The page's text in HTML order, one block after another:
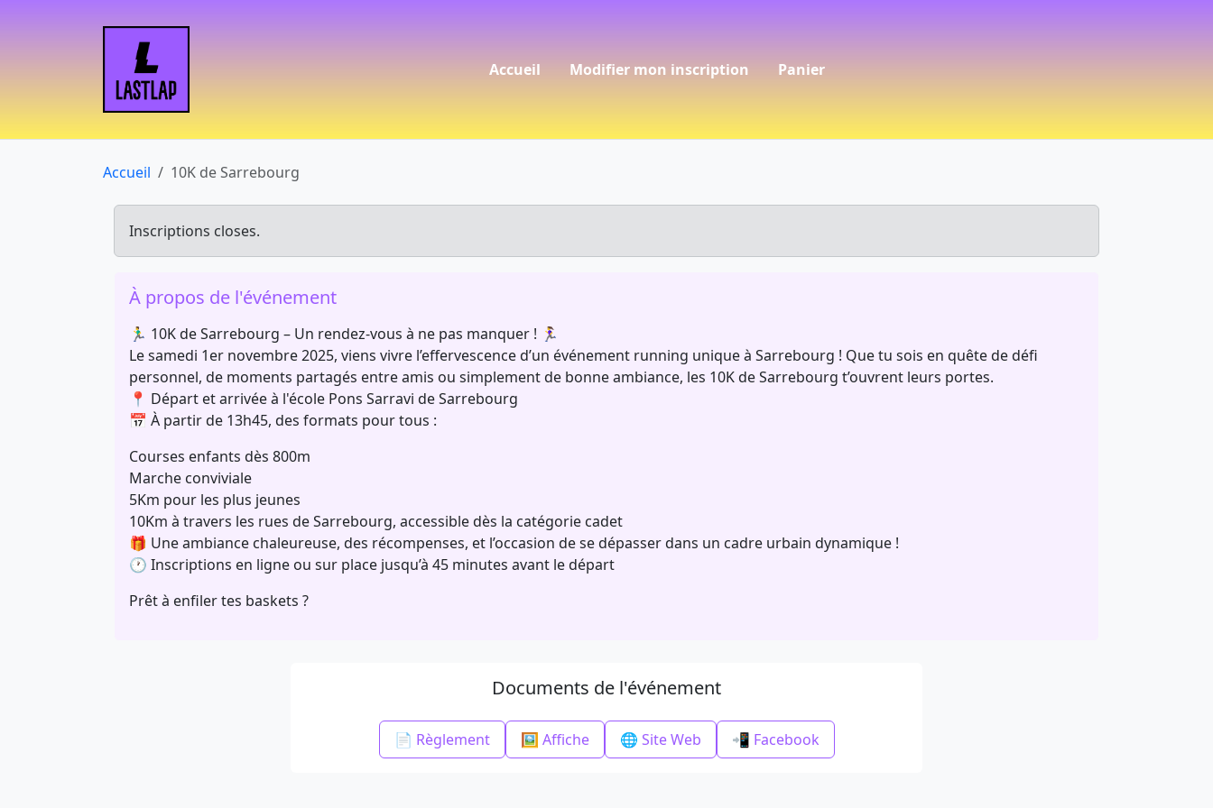
Accueil Modifier mon inscription Panier
Accueil 10K de Sarrebourg
Inscriptions closes.
À propos de l'événement
🏃‍♂️ 10K de Sarrebourg – Un rendez-vous à ne pas manquer ! 🏃‍♀️
Le samedi 1er novembre 2025, viens vivre l’effervescence d’un événement running unique à Sarrebourg ! Que tu sois en quête de défi
personnel, de moments partagés entre amis ou simplement de bonne ambiance, les 10K de Sarrebourg t’ouvrent leurs portes.
📍 Départ et arrivée à l'école Pons Sarravi de Sarrebourg
📅 À partir de 13h45, des formats pour tous :
Courses enfants dès 800m
Marche conviviale
5Km pour les plus jeunes
10Km à travers les rues de Sarrebourg, accessible dès la catégorie cadet
🎁 Une ambiance chaleureuse, des récompenses, et l’occasion de se dépasser dans un cadre urbain dynamique !
🕐 Inscriptions en ligne ou sur place jusqu’à 45 minutes avant le départ
Prêt à enfiler tes baskets ?
Documents de l'événement
📄 Règlement 🖼️ Affiche 🌐 Site Web 📲 Facebook